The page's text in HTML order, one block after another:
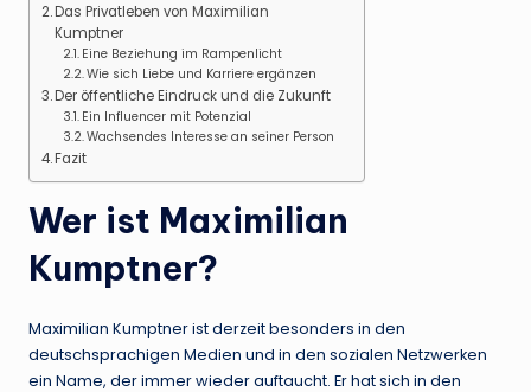
Das Privatleben von Maximilian
Kumptner
Eine Beziehung im Rampenlicht
Wie sich Liebe und Karriere ergänzen
Der öffentliche Eindruck und die Zukunft
Ein Influencer mit Potenzial
Wachsendes Interesse an seiner Person
Fazit
Wer ist Maximilian
Kumptner?
Maximilian Kumptner ist derzeit besonders in den
deutschsprachigen Medien und in den sozialen Netzwerken
ein Name, der immer wieder auftaucht. Er hat sich in den